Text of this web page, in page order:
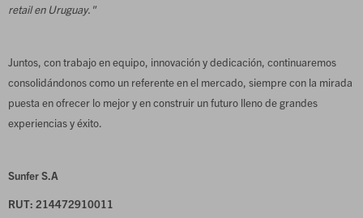
retail en Uruguay."
Juntos, con trabajo en equipo, innovación y dedicación, continuaremos
consolidándonos como un referente en el mercado, siempre con la mirada
puesta en ofrecer lo mejor y en construir un futuro lleno de grandes
experiencias y éxito.
Sunfer S.A
RUT: 214472910011